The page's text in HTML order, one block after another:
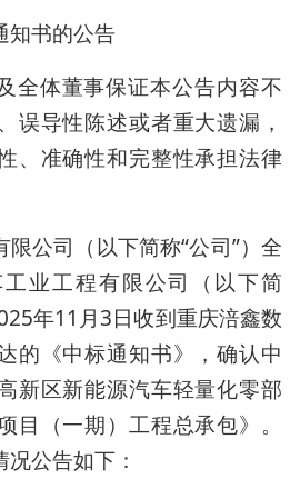
知书的公告
全体董事保证本公告内容不
误导性陈述或者重大遗漏，
、准确性和完整性承担法律
限公司（以下简称“公司”）全
业工程有限公司（以下简
年11月3日收到重庆涪鑫数
的《中标通知书》，确认中
新区新能源汽车轻量化零部
目（一期）工程总承包》。
公告如下：